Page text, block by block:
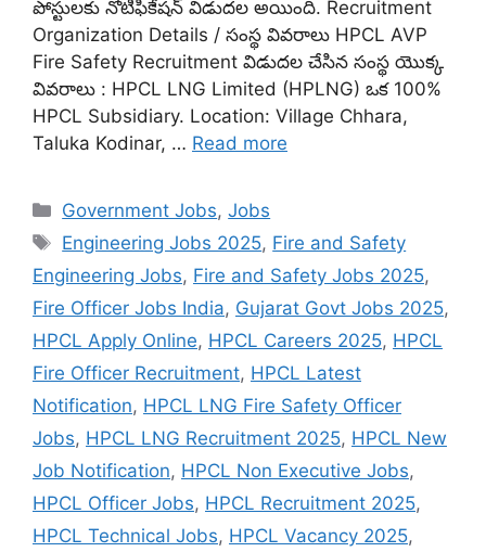
పోస్టులకు నోటిఫికేషన్ విడుదల అయింది. Recruitment
Organization Details / సంస్థ వివరాలు HPCL AVP
Fire Safety Recruitment విడుదల చేసిన సంస్థ యొక్క
వివరాలు : HPCL LNG Limited (HPLNG) ఒక 100%
HPCL Subsidiary. Location: Village Chhara,
Taluka Kodinar, … Read more
Categories
Government Jobs,Jobs
Tags
Engineering Jobs 2025, Fire and Safety
Engineering Jobs, Fire and Safety Jobs 2025,
Fire Officer Jobs India, Gujarat Govt Jobs 2025,
HPCL Apply Online, HPCL Careers 2025, HPCL
Fire Officer Recruitment, HPCL Latest
Notification, HPCL LNG Fire Safety Officer
Jobs, HPCL LNG Recruitment 2025, HPCL New
Job Notification, HPCL Non Executive Jobs,
HPCL Officer Jobs, HPCL Recruitment 2025,
HPCL Technical Jobs, HPCL Vacancy 2025,